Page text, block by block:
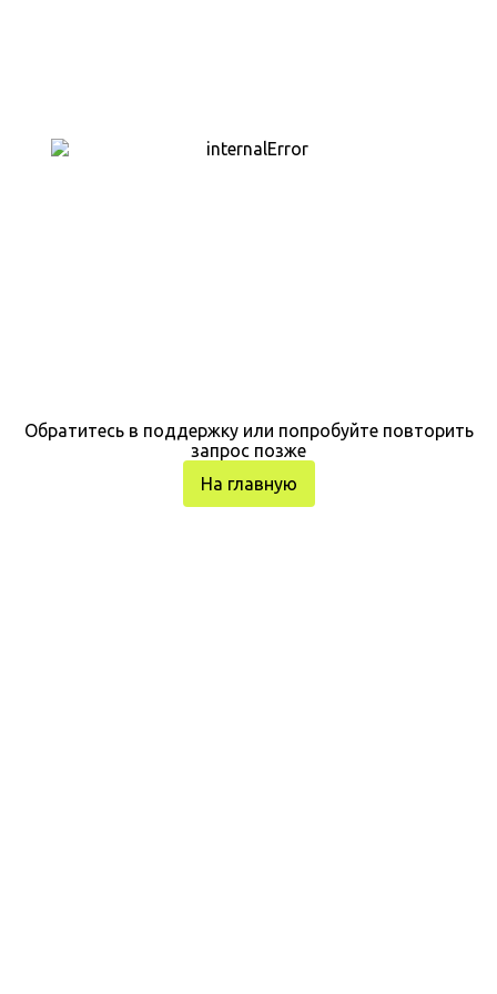
Обратитесь в поддержку или попробуйте повторить
запрос позже
На главную